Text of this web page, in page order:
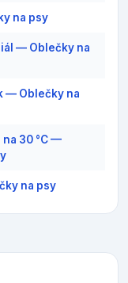
na psy
— Oblečky na
— Oblečky na
na 30 °C —
na psy